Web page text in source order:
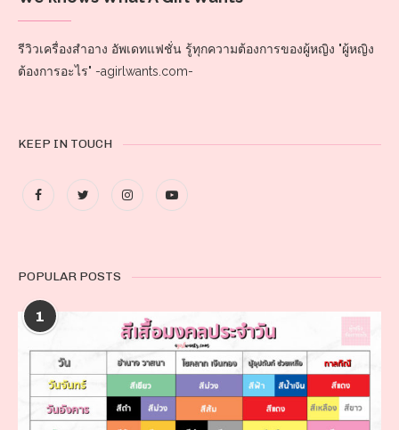
รีวิวเครื่องสำอาง อัพเดทแฟชั่น รู้ทุกความต้องการของผู้หญิง "ผู้หญิง
ต้องการอะไร" -agirlwants.com-
KEEP IN TOUCH
POPULAR POSTS
1